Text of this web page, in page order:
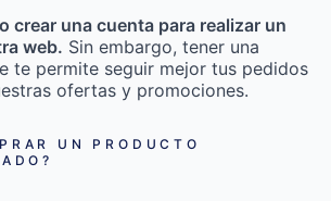
crear una cuenta para realizar un
web. Sin embargo, tener una
te permite seguir mejor tus pedidos
ofertas y promociones.
UN PRODUCTO